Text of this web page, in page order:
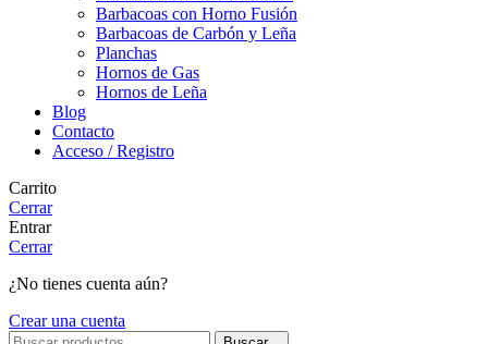
Barbacoas con Horno Fusión
Barbacoas de Carbón y Leña
Planchas
Hornos de Gas
Hornos de Leña
Blog
Contacto
Acceso / Registro
Carrito
Cerrar
Entrar
Cerrar
¿No tienes cuenta aún?
Crear una cuenta